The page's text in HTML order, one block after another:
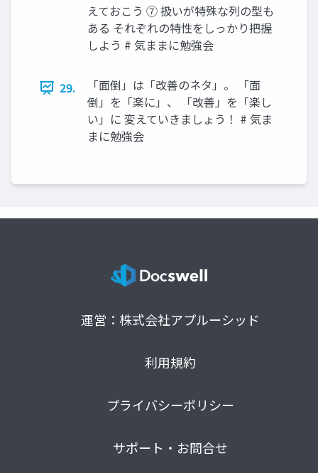
えておこう ⑦ 扱いが特殊な列の型も
ある それぞれの特性をしっかり把握
しよう # 気ままに勉強会
29.
「面倒」は「改善のネタ」。 「面
倒」を「楽に」、 「改善」を「楽し
い」に 変えていきましょう！ # 気ま
まに勉強会
運営：株式会社アプルーシッド
利用規約
プライバシーポリシー
サポート・お問合せ